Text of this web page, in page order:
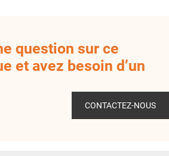
question sur ce
et avez besoin d’un
CONTACTEZ-NOUS